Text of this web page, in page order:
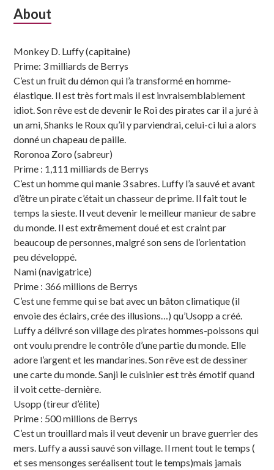
Subsidiary
About
Monkey D. Luffy (capitaine)
Prime: 3 milliards de Berrys
C’est un fruit du démon qui l’a transformé en homme-
élastique. Il est très fort mais il est invraisemblablement
idiot. Son rêve est de devenir le Roi des pirates car il a juré à
un ami, Shanks le Roux qu’il y parviendrai, celui-ci lui a alors
donné un chapeau de paille.
Roronoa Zoro (sabreur)
Prime : 1,111 milliards de Berrys
C’est un homme qui manie 3 sabres. Luffy l’a sauvé et avant
d’être un pirate c’était un chasseur de prime. Il fait tout le
temps la sieste. Il veut devenir le meilleur manieur de sabre
du monde. Il est extrêmement doué et est craint par
beaucoup de personnes, malgré son sens de l’orientation
peu développé.
Nami (navigatrice)
Prime : 366 millions de Berrys
C’est une femme qui se bat avec un bâton climatique (il
envoie des éclairs, crée des illusions…) qu’Usopp a créé.
Luffy a délivré son village des pirates hommes-poissons qui
ont voulu prendre le contrôle d’une partie du monde. Elle
adore l’argent et les mandarines. Son rêve est de dessiner
une carte du monde. Sanji le cuisinier est très émotif quand
il voit cette-dernière.
Usopp (tireur d’élite)
Prime : 500 millions de Berrys
C’est un trouillard mais il veut devenir un brave guerrier des
mers. Luffy a aussi sauvé son village. Il ment tout le temps (
et ses mensonges seréalisent tout le temps)mais jamais